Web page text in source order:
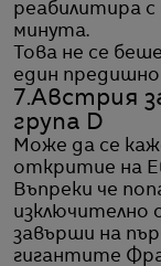
реабилитира с
минута.
Това не се
един
7.Австрия
група D
Може да се
откритие на
Въпреки че
изключително
завърши на
гигантите